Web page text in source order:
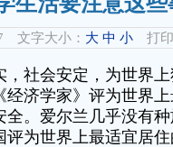
文字大小： 大 中 小 打
社会安定，为世界上
经济学家》评为世界
全。爱尔兰几乎没有
评为世界上最适宜居